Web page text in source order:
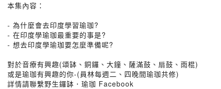
本集內容：
- 為什麼會去印度學習瑜珈?
- 在印度學瑜珈最重要的事是?
- 想去印度學瑜珈要怎麼準備呢?
對於音療有興趣(頌缽、銅鑼、大鐘、薩滿鼓、扇鼓、雨棍)
或是瑜珈有興趣的你-(員林每週二、四晚間瑜珈共修)
詳情請聯繫野生鑼缽．瑜珈 Facebook